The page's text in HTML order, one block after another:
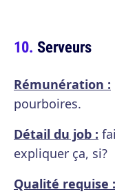
Serveurs
Rémunération :
pourboires.
Détail du job :
expliquer ça, si?
Qualité requise :